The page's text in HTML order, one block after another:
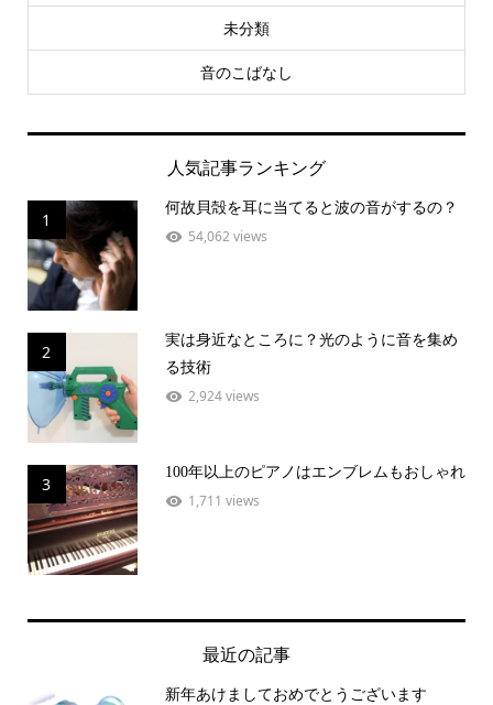
未分類
音のこばなし
人気記事ランキング
1
何故貝殻を耳に当てると波の音がするの？
54,062 views
2
実は身近なところに？光のように音を集め
る技術
2,924 views
3
100年以上のピアノはエンブレムもおしゃれ
1,711 views
最近の記事
新年あけましておめでとうございます